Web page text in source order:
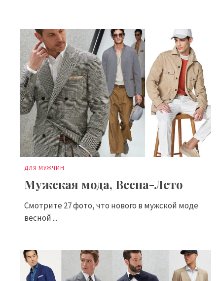
ДЛЯ МУЖЧИН
Мужская мода, Весна-Лето
Смотрите 27 фото, что нового в мужской моде
весной ...